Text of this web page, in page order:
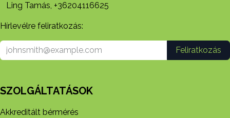
Ling Tamás, +36204116625
Hírlevélre feliratkozás:
Feliratkozás
SZOLGÁLTATÁSOK
Akkreditált bérmérés